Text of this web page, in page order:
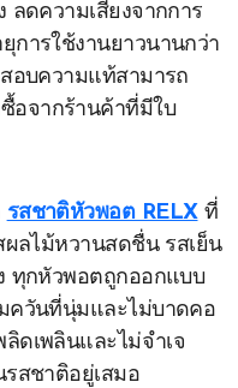
ลดความเสี่ยงจากการ
การใช้งานยาวนานกว่า
อบความแท้สามารถ
อจากร้านค้าที่มีใบ
รสชาติหัวพอต RELXที่
ผลไม้หวานสดชื่น รสเย็น
ทุกหัวพอตถูกออกแบบ
ควันที่นุ่มและไม่บาดคอ
ดเพลินและไม่จำเจ
สชาติอยู่เสมอ